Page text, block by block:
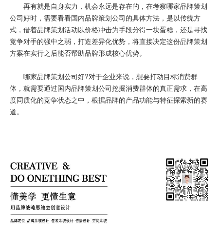
再有就是自身实力，机会永远是存在的，在考察哪家品牌策划
公司好时，需要看看国内品牌策划公司的具体方法，是以传统方
式，借着品牌策划活动以价格冲击为手段分得一块蛋糕，还是寻找
竞争对手的强中之弱，打造差异化优势，将直接决定这份品牌策划
方案在实行之后能否帮助品牌形成核心优势。
哪家品牌策划公司好?对于企业来说，想要打动目标消费群
体，就需要通过国内品牌策划公司挖掘消费群体的真正需求，在高
度同质化的竞争状态之中，根据品牌的产品功能与特征探索新的赛
道。